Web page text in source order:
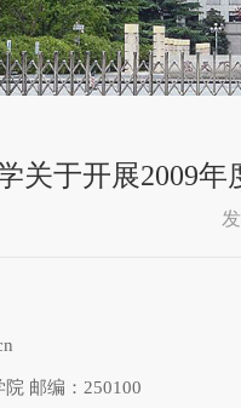
关于开展2009
邮编：250100